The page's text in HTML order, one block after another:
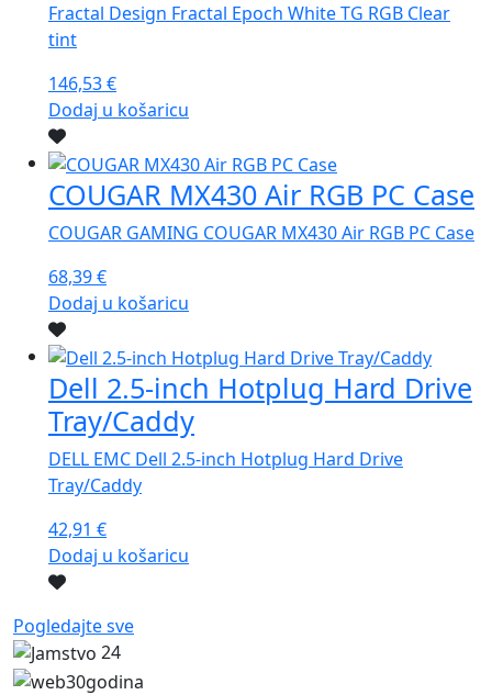
Fractal Design Fractal Epoch White TG RGB Clear
tint
146,53€
Dodaj u košaricu
COUGAR MX430 Air RGB PC Case
COUGAR GAMING COUGAR MX430 Air RGB PC Case
68,39€
Dodaj u košaricu
Dell 2.5-inch Hotplug Hard Drive
Tray/Caddy
DELL EMC Dell 2.5-inch Hotplug Hard Drive
Tray/Caddy
42,91 €
Dodaj u košaricu
Pogledajte sve
24